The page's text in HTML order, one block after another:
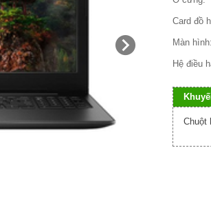
Card đồ
Màn hình:
Hệ điều
Chuột